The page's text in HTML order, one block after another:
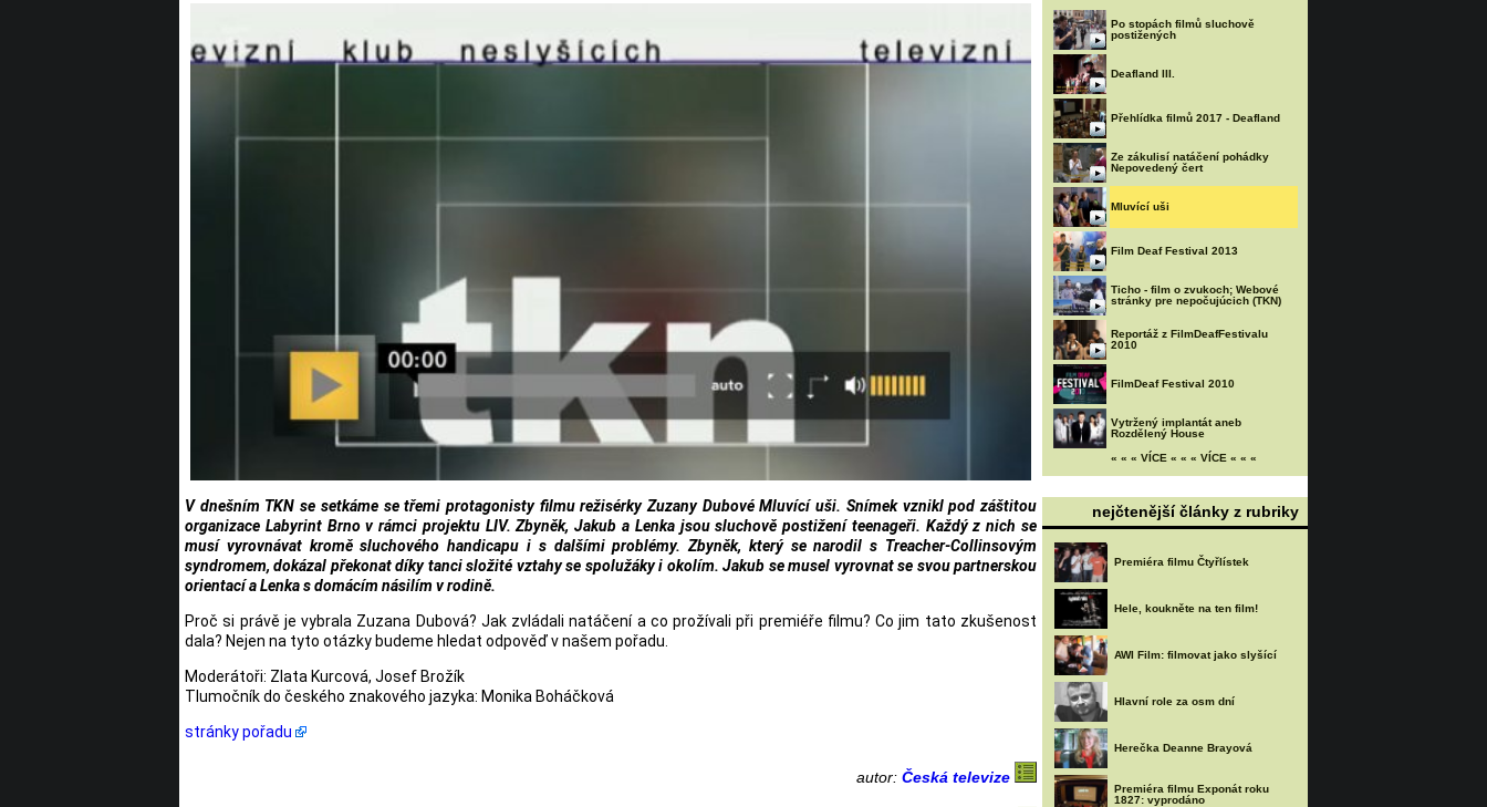
V dnešním TKN se setkáme se třemi protagonisty filmu režisérky Zuzany Dubové Mluvící uši. Snímek vznikl pod záštitou
organizace Labyrint Brno v rámci projektu LIV. Zbyněk, Jakub a Lenka jsou sluchově postižení teenageři. Každý z nich se
musí vyrovnávat kromě sluchového handicapu i s dalšími problémy. Zbyněk, který se narodil s Treacher-Collinsovým
syndromem, dokázal překonat díky tanci složité vztahy se spolužáky i okolím. Jakub se musel vyrovnat se svou partnerskou
orientací a Lenka s domácím násilím v rodině.
Proč si právě je vybrala Zuzana Dubová? Jak zvládali natáčení a co prožívali při premiéře filmu? Co jim tato zkušenost
dala? Nejen na tyto otázky budeme hledat odpověď v našem pořadu.
Moderátoři: Zlata Kurcová, Josef Brožík
Tlumočník do českého znakového jazyka: Monika Boháčková
stránky pořadu
autor: Česká televize
Po stopách filmů sluchově
postižených
Deafland III.
Přehlídka filmů 2017 - Deafland
Ze zákulisí natáčení pohádky
Nepovedený čert
Mluvící uši
Film Deaf Festival 2013
Ticho - film o zvukoch; Webové
stránky pre nepočujúcich (TKN)
Reportáž z FilmDeafFestivalu
2010
FilmDeaf Festival 2010
Vytržený implantát aneb
Rozdělený House
« « « VÍCE « « « VÍCE « « «
nejčtenější články z rubriky
Premiéra filmu Čtyřlístek
Hele, koukněte na ten film!
AWI Film: filmovat jako slyšící
Hlavní role za osm dní
Herečka Deanne Brayová
Premiéra filmu Exponát roku
1827: vyprodáno